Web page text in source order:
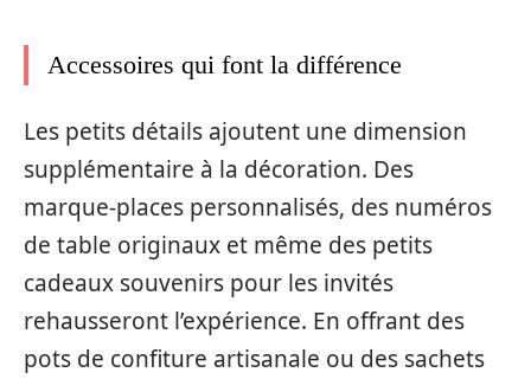
Accessoires qui font la différence
Les petits détails ajoutent une dimension
supplémentaire à la décoration. Des
marque-places personnalisés, des numéros
de table originaux et même des petits
cadeaux souvenirs pour les invités
rehausseront l’expérience. En offrant des
pots de confiture artisanale ou des sachets